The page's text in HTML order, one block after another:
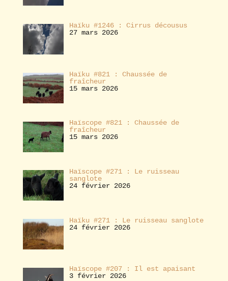
Haïku #1246 : Cirrus décousus
27 mars 2026
Haïku #821 : Chaussée de
fraîcheur
15 mars 2026
Haïscope #821 : Chaussée de
fraîcheur
15 mars 2026
Haïscope #271 : Le ruisseau
sanglote
24 février 2026
Haïku #271 : Le ruisseau sanglote
24 février 2026
Haïscope #207 : Il est apaisant
3 février 2026